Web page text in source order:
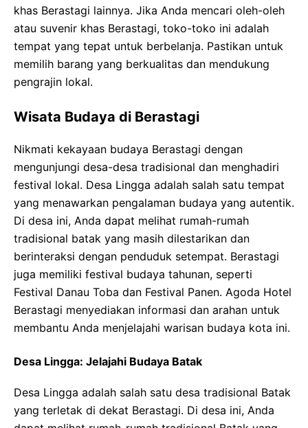
khas Berastagi lainnya. Jika Anda mencari oleh-oleh
atau suvenir khas Berastagi, toko-toko ini adalah
tempat yang tepat untuk berbelanja. Pastikan untuk
memilih barang yang berkualitas dan mendukung
pengrajin lokal.
Wisata Budaya di Berastagi
Nikmati kekayaan budaya Berastagi dengan
mengunjungi desa-desa tradisional dan menghadiri
festival lokal. Desa Lingga adalah salah satu tempat
yang menawarkan pengalaman budaya yang autentik.
Di desa ini, Anda dapat melihat rumah-rumah
tradisional batak yang masih dilestarikan dan
berinteraksi dengan penduduk setempat. Berastagi
juga memiliki festival budaya tahunan, seperti
Festival Danau Toba dan Festival Panen. Agoda Hotel
Berastagi menyediakan informasi dan arahan untuk
membantu Anda menjelajahi warisan budaya kota ini.
Desa Lingga: Jelajahi Budaya Batak
Desa Lingga adalah salah satu desa tradisional Batak
yang terletak di dekat Berastagi. Di desa ini, Anda